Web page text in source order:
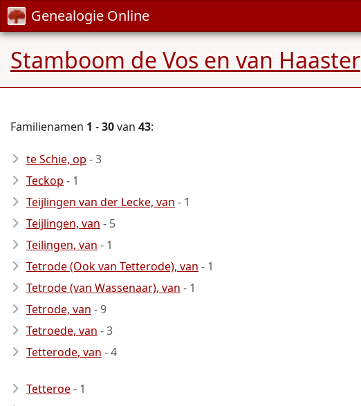
Genealogie Online
Stamboom de Vos en van Haaster
Familienamen 1 -30van 43:
te Schie, op - 3
Teckop - 1
Teijlingen van der Lecke, van - 1
Teijlingen, van - 5
Teilingen, van - 1
Tetrode (Ook van Tetterode), van - 1
Tetrode (van Wassenaar), van - 1
Tetrode, van - 9
Tetroede, van - 3
Tetterode, van - 4
Tetteroe- 1